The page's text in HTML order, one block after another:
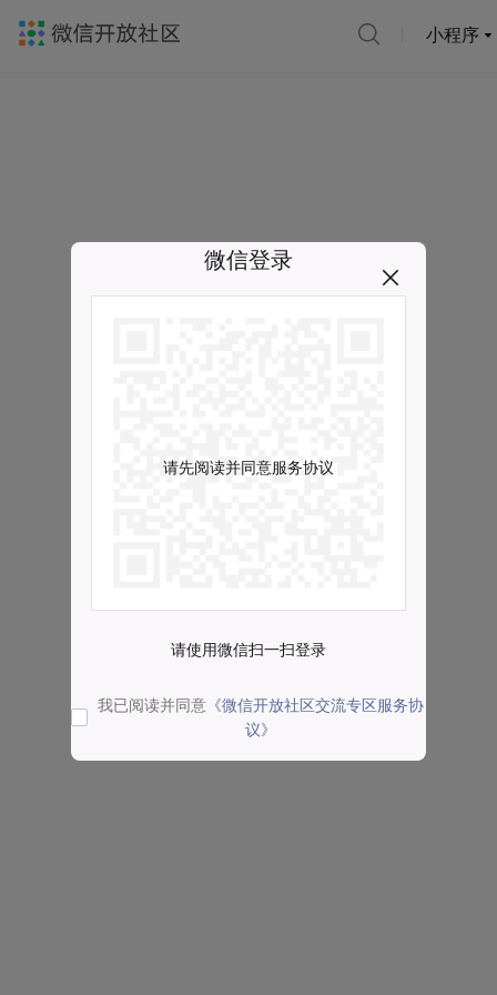
小程序
微信登录
请先阅读并同意服务协议
请使用微信扫一扫登录
我已阅读并同意 《微信开放社区交流专区服务协
议》